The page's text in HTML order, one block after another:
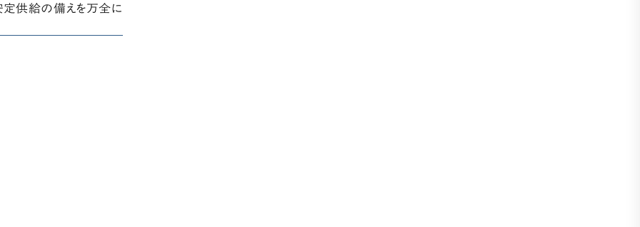
定供給の備えを万全に